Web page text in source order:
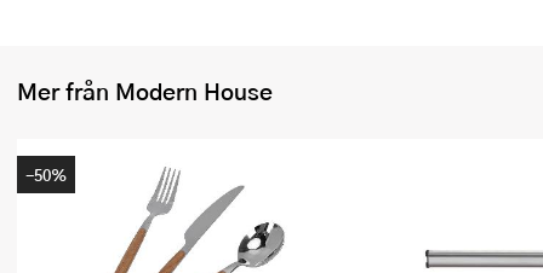
Mer från Modern House
-50%